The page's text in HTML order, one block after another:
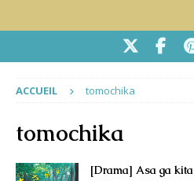
ACCUEIL tomochika
tomochika
[Drama] Asa ga kita